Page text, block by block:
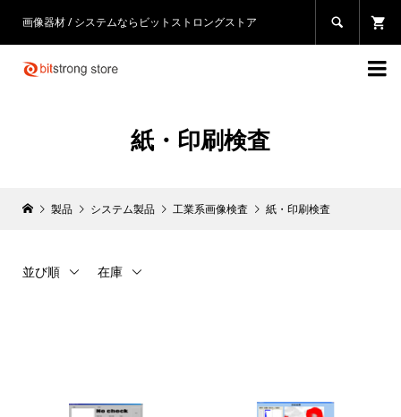
画像器材 / システムならビットストロングストア 

紙・印刷検査
製品 システム製品 工業系画像検査 紙・印刷検査
並び順 在庫